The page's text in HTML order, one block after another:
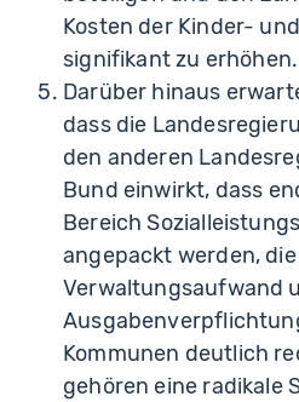
Kosten der Kinder-
signifikant zu erhöhen.
Darüber hinaus
dass die
den anderen
Bund einwirkt, dass
Bereich
angepackt werden,
Verwaltungsaufwand
Kommunen deutlich
gehören eine radikale